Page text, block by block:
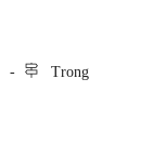
Trong